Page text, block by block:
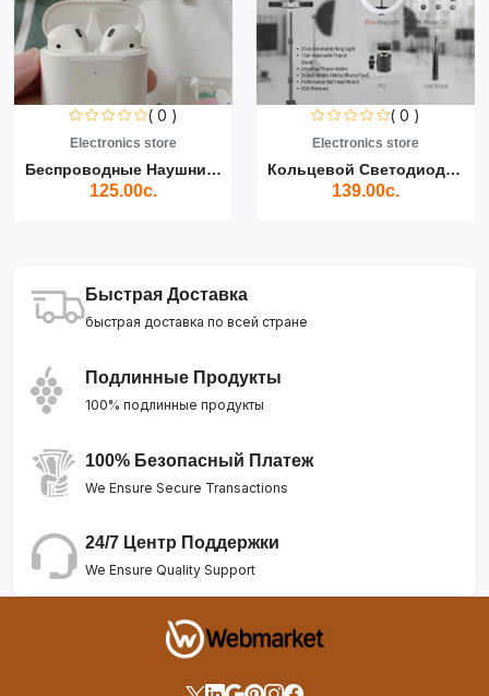
( 0 )
Electronics store
Беспроводные Наушники Air...
125.00с.
( 0 )
Electronics store
Кольцевой Светодиодный Св...
139.00с.
Быстрая Доставка
быстрая доставка по всей стране
Подлинные Продукты
100% подлинные продукты
100% Безопасный Платеж
We Ensure Secure Transactions
24/7 Центр Поддержки
We Ensure Quality Support